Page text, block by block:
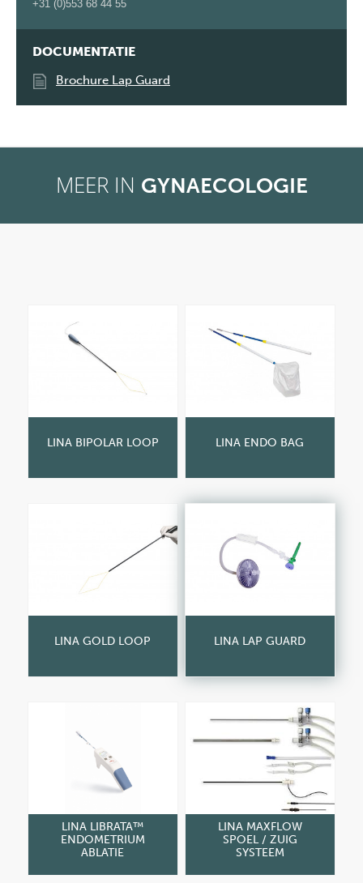
+31 (0)553 68 44 55
DOCUMENTATIE
Brochure Lap Guard
MEER IN GYNAECOLOGIE
LINA BIPOLAR LOOP LINA ENDO BAG
LINA GOLD LOOP LINA LAP GUARD
LINA LIBRATA™
ENDOMETRIUM
ABLATIE
LINA MAXFLOW
SPOEL / ZUIG
SYSTEEM